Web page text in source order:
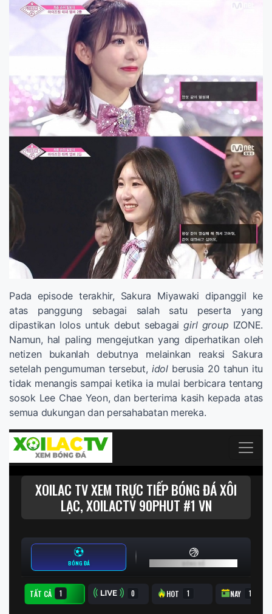
Pada episode terakhir, Sakura Miyawaki dipanggil ke
atas panggung sebagai salah satu peserta yang
dipastikan lolos untuk debut sebagaigirl group IZONE.
Namun, hal paling mengejutkan yang diperhatikan oleh
netizen bukanlah debutnya melainkan reaksi Sakura
setelah pengumuman tersebut, idolberusia 20 tahun itu
tidak menangis sampai ketika ia mulai berbicara tentang
sosok Lee Chae Yeon, dan berterima kasih kepada atas
semua dukungan dan persahabatan mereka.